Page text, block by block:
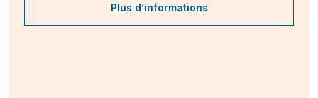
Plus d’informations